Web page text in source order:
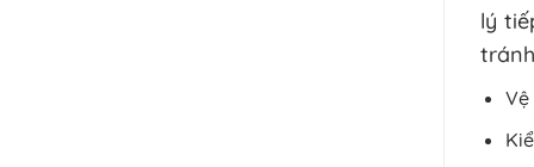
lý
Vệ